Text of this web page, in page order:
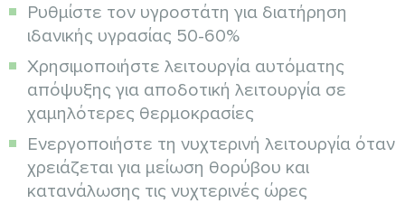
Ρυθμίστε τον υγροστάτη για διατήρηση
ιδανικής υγρασίας 50-60%
Χρησιμοποιήστε λειτουργία αυτόματης
απόψυξης για αποδοτική λειτουργία σε
χαμηλότερες θερμοκρασίες
Ενεργοποιήστε τη νυχτερινή λειτουργία όταν
χρειάζεται για μείωση θορύβου και
κατανάλωσης τις νυχτερινές ώρες